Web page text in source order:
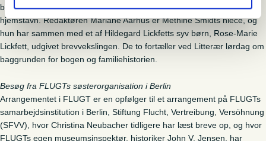
besættelseszoner af Tyskland, langt fra deres tidligere
hjemstavn. Redaktøren Mariane Aarhus er Methine Smidts niece, og
hun har sammen med et af Hildegard Lickfetts syv børn, Rose-Marie
Lickfett, udgivet brevvekslingen. De to fortæller ved Litterær lørdag om
baggrunden for bogen og familiehistorien.
Besøg fra FLUGTs søsterorganisation i Berlin
Arrangementet i FLUGT er en opfølger til et arrangement på FLUGTs
samarbejdsinstitution i Berlin, Stiftung Flucht, Vertreibung, Versöhnung
(SFVV), hvor Christina Neubacher tidligere har læst breve op, og hvor
FLUGTs egen museumsinspektør, historiker John V. Jensen, har